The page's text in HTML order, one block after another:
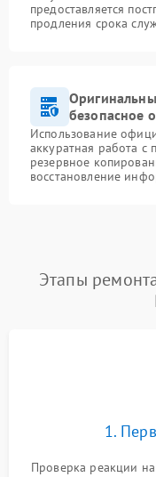
предоставляется
продления срока
безопасное
Использование
аккуратная работа с
резервное
восстановление
Этапы
1.
Проверка реакции